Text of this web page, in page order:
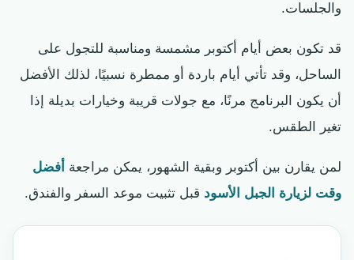
والجلسات.
قد تكون بعض أيام أكتوبر مشمسة ومناسبة للتجول على
الساحل، وقد تأتي أيام باردة أو ممطرة نسبيًا، لذلك الأفضل
أن يكون البرنامج مرنًا، مع جولات قريبة وخيارات بديلة إذا
تغير الطقس.
لمن يقارن بين أكتوبر وبقية الشهور، يمكن مراجعة أفضل
وقت لزيارة الجبل الأسود قبل تثبيت موعد السفر والفندق.